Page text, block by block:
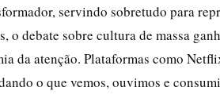
servindo sobretudo para
o debate sobre cultura de massa
da atenção. Plataformas como
o que vemos, ouvimos e